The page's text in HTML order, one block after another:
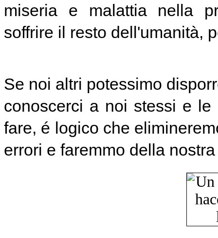
miseria e malattia nella
soffrire il resto dell'umanità,
Se noi altri potessimo
conoscerci a noi stessi e
fare, é logico che
errori e faremmo della